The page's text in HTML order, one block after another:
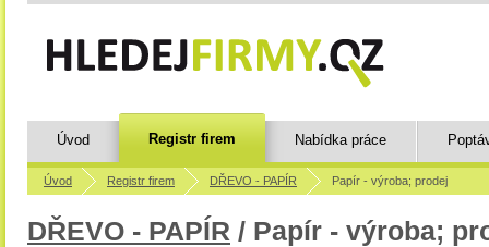
Úvod Registr firem Nabídka práce
Úvod Registr firem DŘEVO - PAPÍR Papír - výroba; prodej
DŘEVO - PAPÍR / Papír - výroba;